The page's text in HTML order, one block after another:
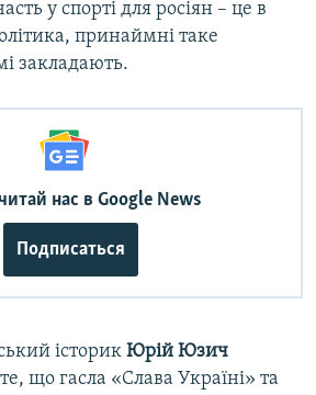
у спорті для росіян – це в
принаймні таке
закладають.
нас в Google News
Подписаться
історик Юрій Юзич
що гасла «Слава Україні» та